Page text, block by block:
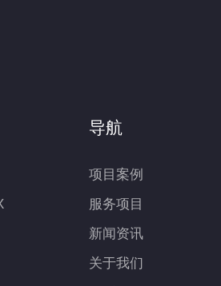
导航
项目案例
服务项目
新闻资讯
关于我们